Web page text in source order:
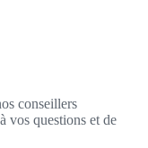
conseillers
vos questions et de